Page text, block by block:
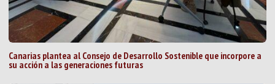
Canarias plantea al Consejo de Desarrollo Sostenible que incorpore a
su acción a las generaciones futuras